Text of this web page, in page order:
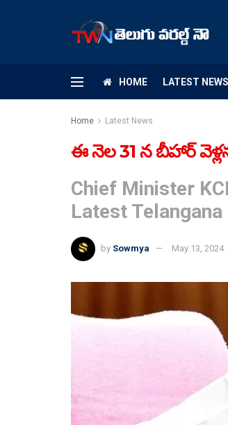
HOME LATEST NEWS
Home Latest News
ఈ నెల 31 న బీహార్
Chief Minister
Latest
by Sowmya May 13, 2024